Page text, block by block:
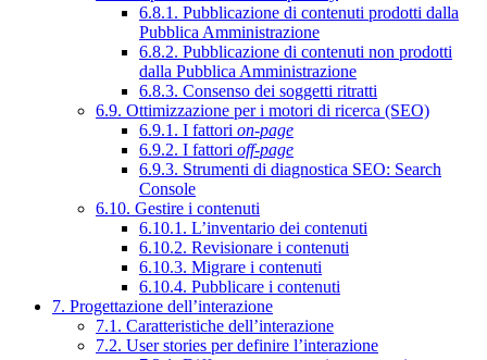
6.8.1. Pubblicazione di contenuti prodotti dalla
Pubblica Amministrazione
6.8.2. Pubblicazione di contenuti non prodotti
dalla Pubblica Amministrazione
6.8.3. Consenso dei soggetti ritratti
6.9. Ottimizzazione per i motori di ricerca (SEO)
6.9.1. I fattori on-page
6.9.2. I fattori off-page
6.9.3. Strumenti di diagnostica SEO: Search
Console
6.10. Gestire i contenuti
6.10.1. L’inventario dei contenuti
6.10.2. Revisionare i contenuti
6.10.3. Migrare i contenuti
6.10.4. Pubblicare i contenuti
7. Progettazione dell’interazione
7.1. Caratteristiche dell’interazione
7.2. User stories per definire l’interazione